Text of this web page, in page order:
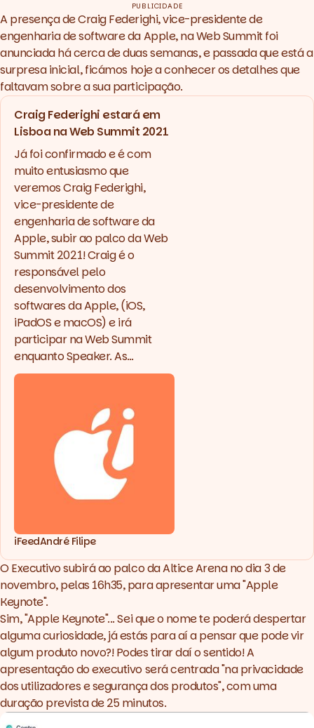
PUBLICIDADE
A presença de Craig Federighi, vice-presidente de
engenharia de software da Apple, na Web Summit foi
anunciada há cerca de duas semanas, e passada que está a
surpresa inicial, ficámos hoje a conhecer os detalhes que
faltavam sobre a sua participação.
Craig Federighi estará em
Lisboa na Web Summit 2021
Já foi confirmado e é com
muito entusiasmo que
veremos Craig Federighi,
vice-presidente de
engenharia de software da
Apple, subir ao palco da Web
Summit 2021! Craig é o
responsável pelo
desenvolvimento dos
softwares da Apple, (iOS,
iPadOS e macOS) e irá
participar na Web Summit
enquanto Speaker. As…
iFeedAndré Filipe
O Executivo subirá ao palco da Altice Arena no dia 3 de
novembro, pelas 16h35, para apresentar uma "Apple
Keynote".
Sim, "Apple Keynote"... Sei que o nome te poderá despertar
alguma curiosidade, já estás para aí a pensar que pode vir
algum produto novo?! Podes tirar daí o sentido! A
apresentação do executivo será centrada "na privacidade
dos utilizadores e segurança dos produtos", com uma
duração prevista de 25 minutos.